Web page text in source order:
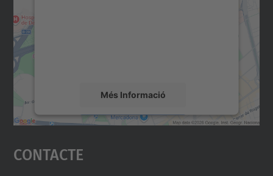
Més Informació
Accepta
powered by
Contacte